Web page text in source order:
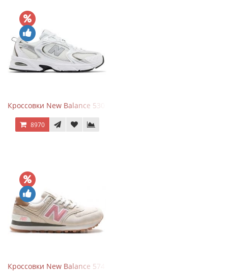
Кроссовки New Balance 530 White Silver Metallic
8970
Кроссовки New Balance 574 Power Beige Pink